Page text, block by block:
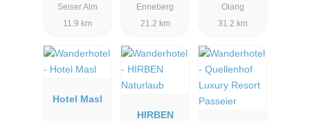
Seiser Alm
11.9 km
Enneberg
21.2 km
Olang
31.2 km
Hotel Masl
HIRBEN